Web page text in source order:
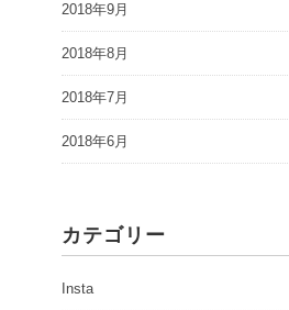
2018年9月
2018年8月
2018年7月
2018年6月
カテゴリー
Insta